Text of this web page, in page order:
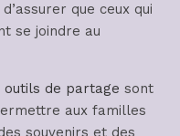
que ceux qui
se joindre au
outils de partage sont
aux familles